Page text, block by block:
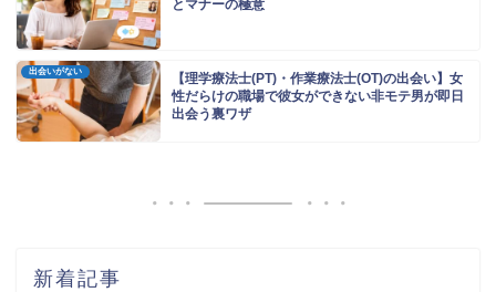
とマナーの極意
出会いがない
【理学療法士(PT)・作業療法士(OT)の出会い】女
性だらけの職場で彼女ができない非モテ男が即日
出会う裏ワザ
新着記事